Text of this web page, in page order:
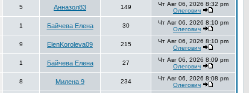
5 Анназол83 149
Чт Авг 06, 2026 8:32 pm
Олегович
1 Байчева Елена 30
Чт Авг 06, 2026 8:10 pm
Олегович
9 ElenKoroleva09 215
Чт Авг 06, 2026 8:10 pm
Олегович
1 Байчева Елена 27
Чт Авг 06, 2026 8:09 pm
Олегович
8 Милена 9 234
Чт Авг 06, 2026 8:08 pm
Олегович